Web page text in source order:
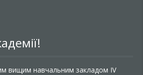
вищим навчальним закладом IV